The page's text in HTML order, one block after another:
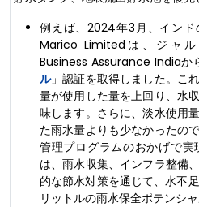
例えば、2024年3月、イン
Marico Limitedは、ジャ
Business Assurance Indiaか
ル」認証を取得しました。こ
量が使用した量を上回り、水
味します。さらに、淡水使用
た雨水量よりも少なかったの
管理プログラムのおかげで
は、雨水収集、インフラ整備
的な節水対策を通じて、水不
リットルの雨水保全ポテンシ